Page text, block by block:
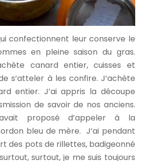
confectionnent leur conserve le
en pleine saison du gras.
canard entier, cuisses et
s’atteler à les confire. J’achète
entier. J’ai appris la découpe
de savoir de nos anciens.
proposé d’appeler à la
bleu de mère. J’ai pendant
des pots de rillettes, badigeonné
surtout, je me suis toujours